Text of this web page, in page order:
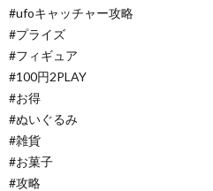
#ufoキャッチャー攻略
#プライズ
#フィギュア
#100円2PLAY
#お得
#ぬいぐるみ
#雑貨
#お菓子
#攻略